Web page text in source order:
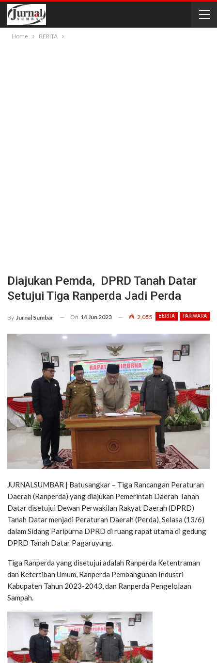
Home BERITA
Diajukan Pemda, DPRD Tanah Datar
Setujui Tiga Ranperda Jadi Perda
BERITA PARIWARA
By Jurnal Sumbar On 14 Jun 2023 2,055
JURNALSUMBAR | Batusangkar – Tiga Rancangan Peraturan
Daerah (Ranperda) yang diajukan Pemerintah Daerah Tanah
Datar disetujui Dewan Perwakilan Rakyat Daerah (DPRD)
Tanah Datar menjadi Peraturan Daerah (Perda), Selasa (13/6)
dalam Sidang Paripurna DPRD di ruang rapat utama di gedung
DPRD Tanah Datar Pagaruyung.
Tiga Ranperda yang disetujui adalah Ranperda Ketentraman
dan Ketertiban Umum, Ranperda Pembangunan Industri
Kabupaten Tahun 2023-2043, dan Ranperda Pengelolaan
Sampah.